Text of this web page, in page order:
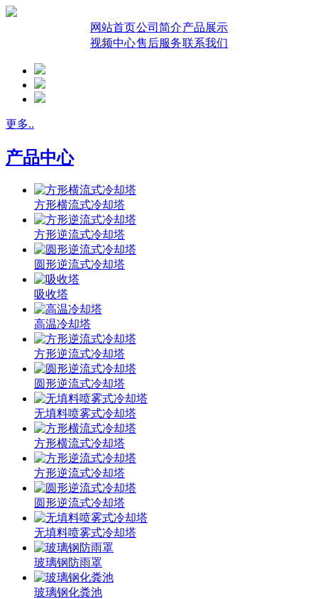
网站首页公司简介产品展示
视频中心售后服务联系我们
更多..
产品中心
方形横流式冷却塔
方形逆流式冷却塔
圆形逆流式冷却塔
吸收塔
高温冷却塔
方形逆流式冷却塔
圆形逆流式冷却塔
无填料喷雾式冷却塔
方形横流式冷却塔
方形逆流式冷却塔
圆形逆流式冷却塔
无填料喷雾式冷却塔
玻璃钢防雨罩
玻璃钢化粪池